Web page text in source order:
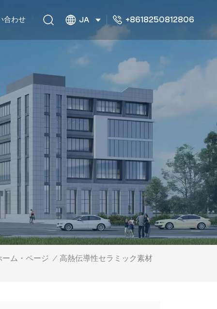
合わせ JA +8618250812806
ーム・ページ / 高熱伝導性セラミック素材